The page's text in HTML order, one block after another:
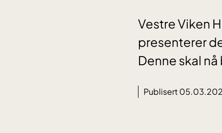
Vestre Viken
presenterer
Denne skal
Publisert